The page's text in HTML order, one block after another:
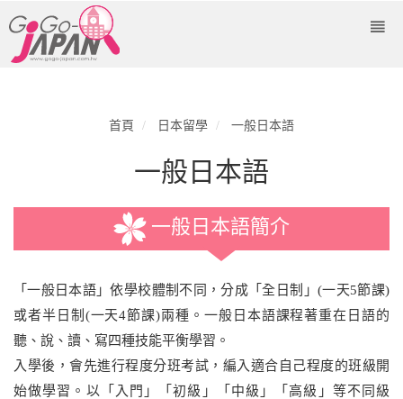
首頁 日本留學 一般日本語
一般日本語
一般日本語簡介
「一般日本語」依學校體制不同，分成「全日制」(一天5節課)
或者半日制(一天4節課)兩種。一般日本語課程著重在日語的
聽、說、讀、寫四種技能平衡學習。
入學後，會先進行程度分班考試，編入適合自己程度的班級開
始做學習。以「入門」「初級」「中級」「高級」等不同級